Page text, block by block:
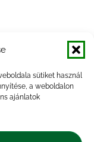
sütiket használ
a weboldalon
ajánlatok